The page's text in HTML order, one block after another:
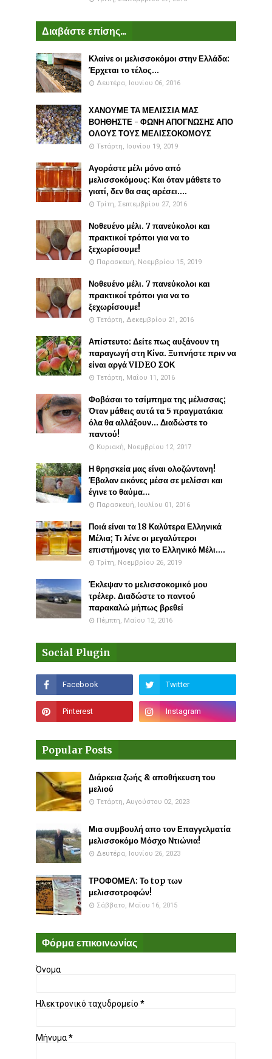
Διαβάστε επίσης...
Κλαίνε οι μελισσοκόμοι στην Ελλάδα:
Έρχεται το τέλος...
Δευτέρα, Ιουνίου 06, 2016
ΧΑΝΟΥΜΕ ΤΑ ΜΕΛΙΣΣΙΑ ΜΑΣ
ΒΟΗΘΗΣΤΕ - ΦΩΝΗ ΑΠΟΓΝΩΣΗΣ ΑΠΟ
ΟΛΟΥΣ ΤΟΥΣ ΜΕΛΙΣΣΟΚΟΜΟΥΣ
Τετάρτη, Ιουνίου 19, 2019
Αγοράστε μέλι μόνο από
μελισσοκόμους: Και όταν μάθετε το
γιατί, δεν θα σας αρέσει....
Τρίτη, Σεπτεμβρίου 27, 2016
Νοθευένο μέλι. 7 πανεύκολοι και
πρακτικοί τρόποι για να το
ξεχωρίσουμε!
Παρασκευή, Νοεμβρίου 15, 2019
Νοθευένο μέλι. 7 πανεύκολοι και
πρακτικοί τρόποι για να το
ξεχωρίσουμε!
Τετάρτη, Δεκεμβρίου 21, 2016
Απίστευτο: Δείτε πως αυξάνουν τη
παραγωγή στη Κίνα. Ξυπνήστε πριν να
είναι αργά VIDEO ΣΟΚ
Τετάρτη, Μαΐου 11, 2016
Φοβάσαι το τσίμπημα της μέλισσας;
Όταν μάθεις αυτά τα 5 πραγματάκια
όλα θα αλλάξουν... Διαδώστε το
παντού!
Κυριακή, Νοεμβρίου 12, 2017
Η θρησκεία μας είναι ολοζώντανη!
Έβαλαν εικόνες μέσα σε μελίσσι και
έγινε το θαύμα...
Παρασκευή, Ιουλίου 01, 2016
Ποιά είναι τα 18 Καλύτερα Ελληνικά
Μέλια; Τι λένε οι μεγαλύτεροι
επιστήμονες για το Ελληνικό Μέλι....
Τρίτη, Νοεμβρίου 26, 2019
Έκλεψαν το μελισσοκομικό μου
τρέλερ. Διαδώστε το παντού
παρακαλώ μήπως βρεθεί
Πέμπτη, Μαΐου 12, 2016
Social Plugin
Popular Posts
Διάρκεια ζωής & αποθήκευση του
μελιού
Τετάρτη, Αυγούστου 02, 2023
Μια συμβουλή απο τον Επαγγελματία
μελισσοκόμο Μόσχο Ντιώνια!
Δευτέρα, Ιουνίου 26, 2023
ΤΡΟΦΟΜΕΛ: Το top των
μελισσοτροφών!
Σάββατο, Μαΐου 16, 2015
Φόρμα επικοινωνίας
Όνομα
Ηλεκτρονικό ταχυδρομείο *
Μήνυμα*